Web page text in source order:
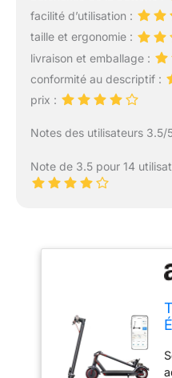
facilité d’utilisation :
taille et ergonomie :
livraison et emballage :
conformité au descriptif :
prix :
Notes des utilisateurs 3.5/
Note de 3.5 pour 14